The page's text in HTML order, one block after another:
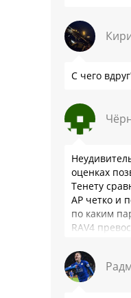
С чего
оценках
Тенету
АР четко и
по каким
RAV4
подвеска